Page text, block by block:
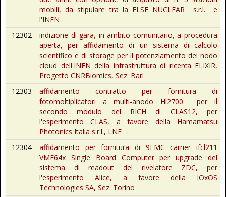
mobili, da stipulare tra la ELSE NUCLEAR s.r.l. e
l'INFN
12302
indizione di gara, in ambito comunitario, a procedura
aperta, per affidamento di un sistema di calcolo
scientifico e di storage per il potenziamento del nodo
cloud dell'INFN della infrastruttura di ricerca ELIXIR,
Progetto CNRBiomics, Sez. Bari
12303
affidamento contratto per fornitura di
fotomoltiplicatori a multi-anodo Hl2700 per il
secondo modulo del RICH di CLAS12, per
l'esperimento CLAS, a favore della Hamamatsu
Photonics Italia s.r.l., LNF
12304
affidamento per fornitura di 9FMC carrier ifcl211
VME64x Single Board Computer per upgrade del
sistema di readout del rivelatore ZDC, per
l'esperimento Alice, a favore della IOxOS
Technologies SA, Sez. Torino